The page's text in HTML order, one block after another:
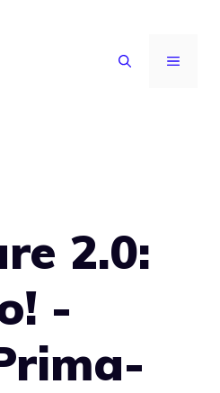
MENU
2.0:
-